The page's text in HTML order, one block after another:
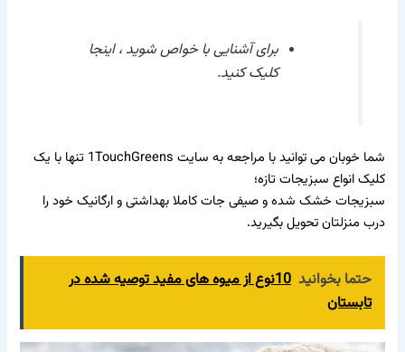
برای آشنایی با خواص شوید ،اینجا
کلیک کنید.
شما خوبان می توانید با مراجعه به سایت 1TouchGreens تنها با یک
کلیک انواع سبزیجات تازه؛
سبزیجات خشک شدهوصیفی جاتکاملا بهداشتی و ارگانیک خود را
درب منزلتان تحویل بگیرید.
حتما بخوانید
10نوع از میوه های مفید توصیه شده در
تابستان